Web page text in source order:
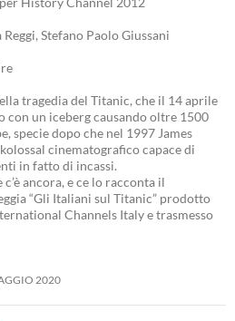
Stefano Paolo Giussani
tragedia del Titanic, che il 14 aprile
con un iceberg causando oltre 1500
specie dopo che nel 1997 James
cinematografico capace di
in fatto di incassi.
ancora, e ce lo racconta il
“Gli Italiani sul Titanic” prodotto
Channels Italy e trasmesso
2020